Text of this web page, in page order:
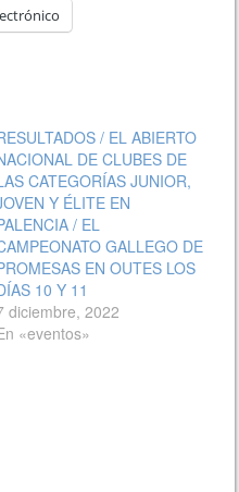
/ EL ABIERTO
DE CLUBES DE
CATEGORÍAS JUNIOR,
Y ÉLITE EN
/ EL
GALLEGO DE
EN OUTES LOS
10 Y 11
diciembre, 2022
«eventos»